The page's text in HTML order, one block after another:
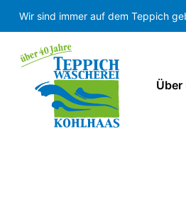
Wir sind immer auf dem Teppich
Über